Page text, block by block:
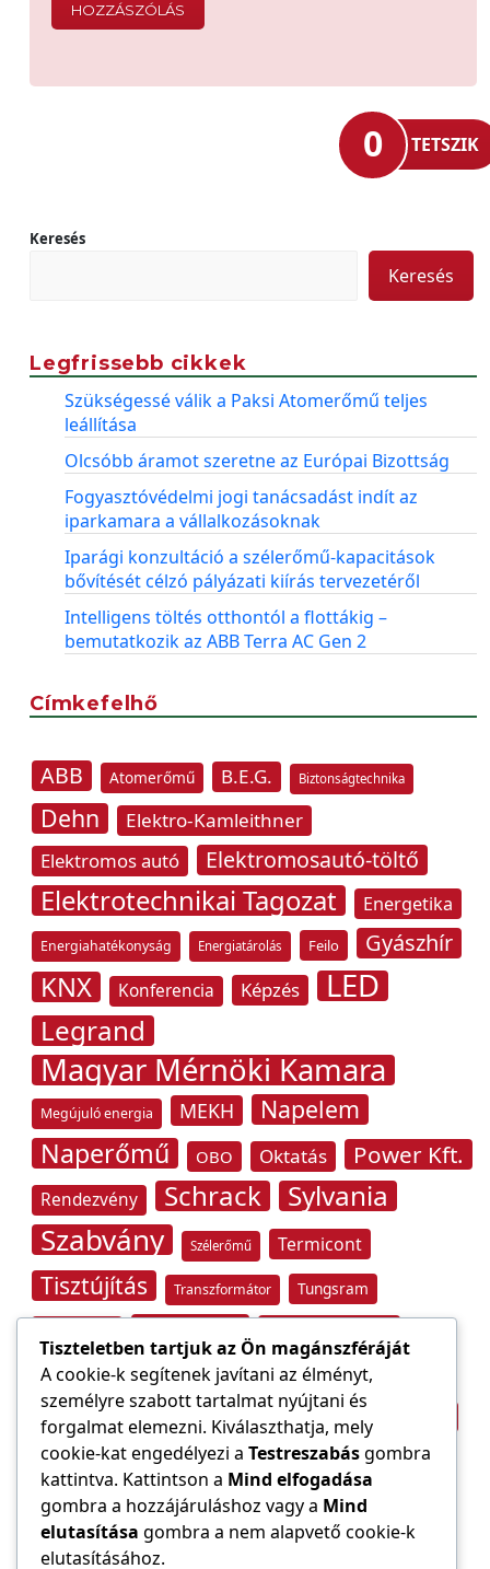
0 TETSZIK
Keresés
Keresés
Legfrissebb cikkek
Szükségessé válik a Paksi Atomerőmű teljes
leállítása
Olcsóbb áramot szeretne az Európai Bizottság
Fogyasztóvédelmi jogi tanácsadást indít az
iparkamara a vállalkozásoknak
Iparági konzultáció a szélerőmű-kapacitások
bővítését célzó pályázati kiírás tervezetéről
Intelligens töltés otthontól a flottákig –
bemutatkozik az ABB Terra AC Gen 2
Címkefelhő
ABB Atomerőmű B.E.G. Biztonságtechnika
Dehn
Elektro-Kamleithner
Elektromos autó
Elektromosautó-töltő
Elektrotechnikai Tagozat Energetika
Energiahatékonyság Energiatárolás Feilo Gyászhír
KNX Konferencia Képzés LED
Legrand
Magyar Mérnöki Kamara
Megújuló energia MEKH Napelem
Naperőmű OBO Oktatás Power Kft.
Rendezvény Schrack Sylvania
Szabvány Szélerőmű Termicont
Tisztújítás Transzformátor Tungsram
Villámvédelem
Világítástechnika Áramfogyasztás
Áramszolgáltató Építőipar átviteli hálózat
Tiszteletben tartjuk az Ön magánszféráját
A cookie-k segítenek javítani az élményt,
személyre szabott tartalmat nyújtani és
forgalmat elemezni. Kiválaszthatja, mely
cookie-kat engedélyezi a Testreszabásgombra
kattintva. Kattintson a Mind elfogadása
gombra a hozzájáruláshoz vagy a Mind
elutasítása gombra a nem alapvető cookie-k
elutasításához.